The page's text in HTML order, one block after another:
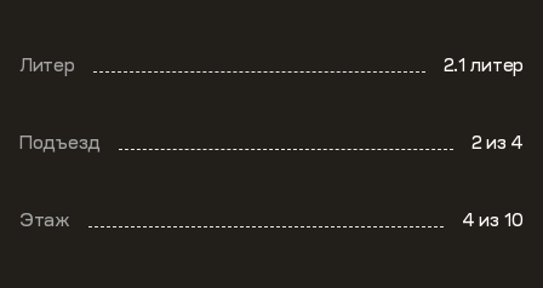
Литер 2.1 литер
Подъезд 2из 4
Этаж 4из 10